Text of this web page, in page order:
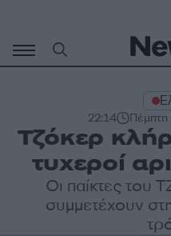
περιεχόμενο
22:14
Τζόκερ
τυχεροί
Οι παίκτες του
συμμετέχουν